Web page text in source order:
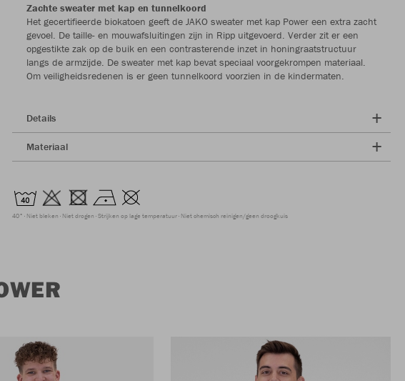
Zachte sweater met kap en tunnelkoord
Het gecertifieerde biokatoen geeft de JAKO sweater met kap Power een extra zacht
gevoel. De taille- en mouwafsluitingen zijn in Ripp uitgevoerd. Verder zit er een
opgestikte zak op de buik en een contrasterende inzet in honingraatstructuur
langs de armzijde. De sweater met kap bevat speciaal voorgekrompen materiaal.
Om veiligheidsredenen is er geen tunnelkoord voorzien in de kindermaten.
Details
Materiaal
40° Niet bleken Niet drogen Strijken op lage temperatuur Niet chemisch reinigen/geen droogkuis